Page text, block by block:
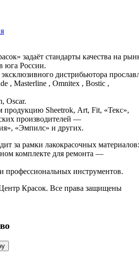
задаёт стандарты качества на
юга России.
дистрибьютора
, Masterline , Omnitex , Bostic ,
Oscar.
продукцию Sheetrok, Art, Fit, «Текс»,
производителей —
«Эмпилс» и других.
за рамки лакокрасочных
комплекте для ремонта —
профессиональных инструментов.
Красок. Все права защищены